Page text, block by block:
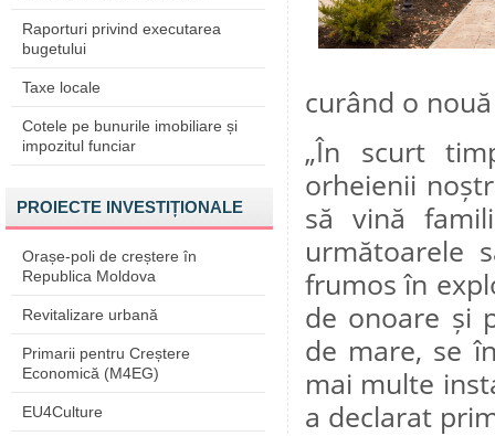
Raporturi privind executarea
bugetului
Taxe locale
Cotele pe bunurile imobiliare și
impozitul funciar
PROIECTE INVESTIȚIONALE
Orașe-poli de creștere în
Republica Moldova
Revitalizare urbană
Primarii pentru Creștere
Economică (M4EG)
EU4Culture
curând o
„În scurt
orheienii
să vină
următoarele
frumos în
de onoare și
de mare, se
mai multe
a declarat